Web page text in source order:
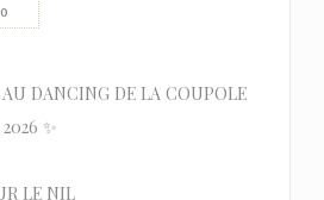
AU DANCING DE LA COUPOLE
✨
LE NIL